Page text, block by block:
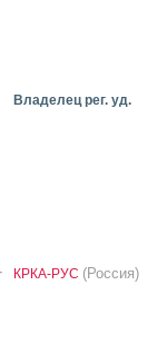
Владелец рег. уд.
КРКА-РУС (Россия)